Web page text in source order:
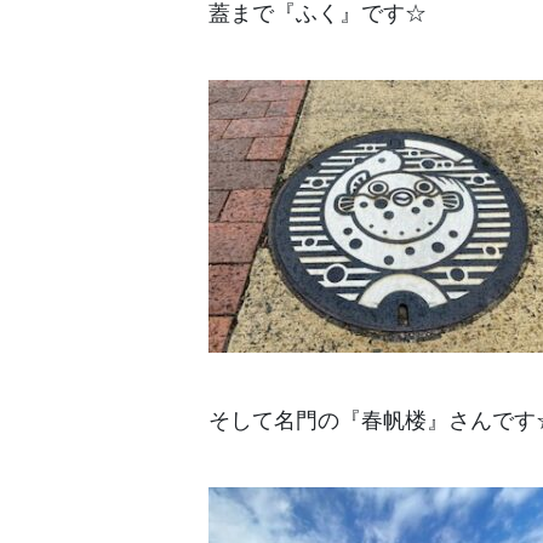
蓋まで『ふく』です☆
そして名門の『春帆楼』さんで